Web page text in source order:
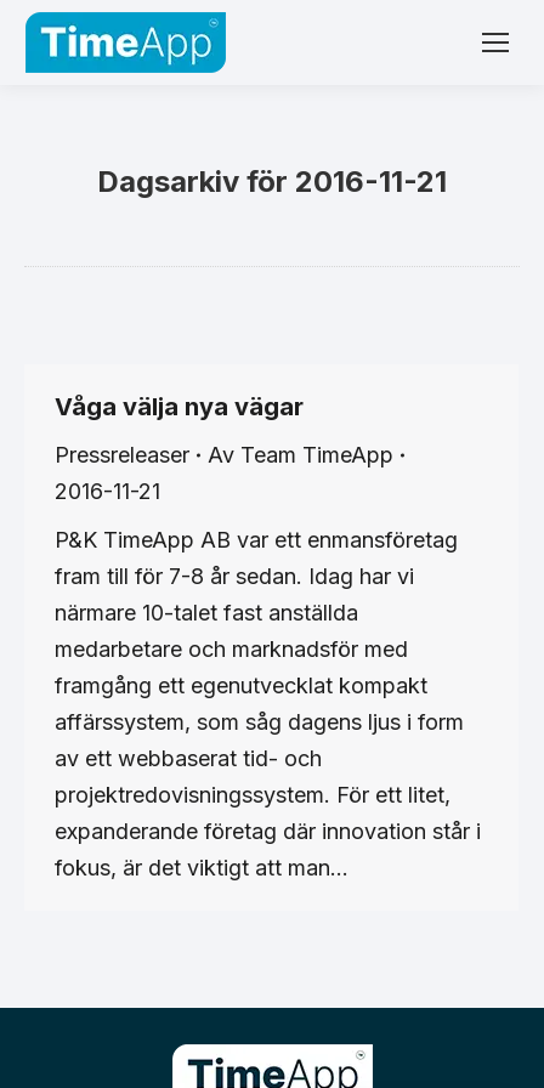
Dagsarkiv för 2016-11-21
Våga välja nya vägar
Pressreleaser Av Team TimeApp
2016-11-21
P&K TimeApp AB var ett enmansföretag
fram till för 7-8 år sedan. Idag har vi
närmare 10-talet fast anställda
medarbetare och marknadsför med
framgång ett egenutvecklat kompakt
affärssystem, som såg dagens ljus i form
av ett webbaserat tid- och
projektredovisningssystem. För ett litet,
expanderande företag där innovation står i
fokus, är det viktigt att man…